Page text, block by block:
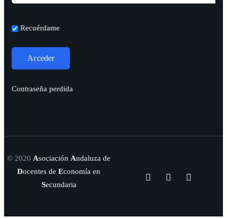
Recuérdame
Contraseña perdida
© 2020 Asociación Andaluza de
Docentes de Economía en
Secundaria